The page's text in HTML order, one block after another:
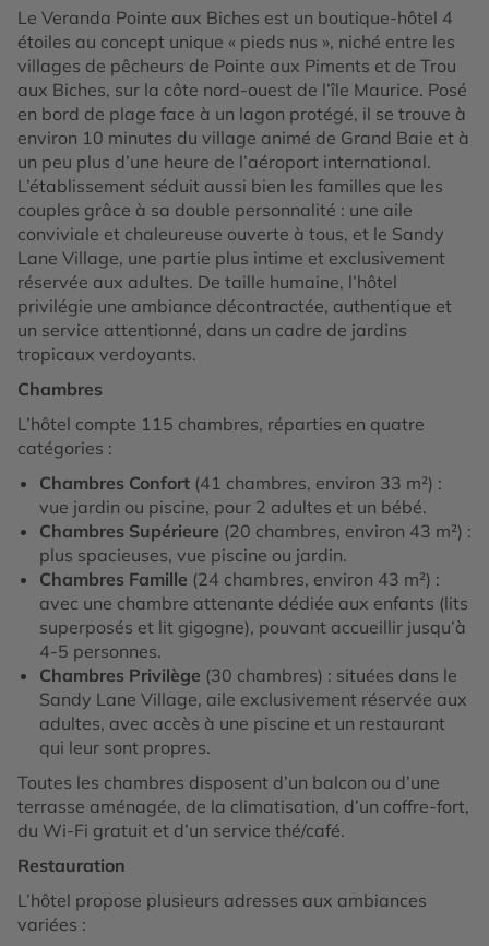
Le Veranda Pointe aux Biches est un boutique-hôtel 4
étoiles au concept unique « pieds nus », niché entre les
villages de pêcheurs de Pointe aux Piments et de Trou
aux Biches, sur la côte nord-ouest de l’île Maurice. Posé
en bord de plage face à un lagon protégé, il se trouve à
environ 10 minutes du village animé de Grand Baie et à
un peu plus d’une heure de l’aéroport international.
L’établissement séduit aussi bien les familles que les
couples grâce à sa double personnalité : une aile
conviviale et chaleureuse ouverte à tous, et le Sandy
Lane Village, une partie plus intime et exclusivement
réservée aux adultes. De taille humaine, l’hôtel
privilégie une ambiance décontractée, authentique et
un service attentionné, dans un cadre de jardins
tropicaux verdoyants.
Chambres
L’hôtel compte 115 chambres, réparties en quatre
catégories :
Chambres Confort (41 chambres, environ 33 m²) :
vue jardin ou piscine, pour 2 adultes et un bébé.
Chambres Supérieure (20 chambres, environ 43 m²) :
plus spacieuses, vue piscine ou jardin.
Chambres Famille (24 chambres, environ 43 m²) :
avec une chambre attenante dédiée aux enfants (lits
superposés et lit gigogne), pouvant accueillir jusqu’à
4-5 personnes.
Chambres Privilège (30 chambres) : situées dans le
Sandy Lane Village, aile exclusivement réservée aux
adultes, avec accès à une piscine et un restaurant
qui leur sont propres.
Toutes les chambres disposent d’un balcon ou d’une
terrasse aménagée, de la climatisation, d’un coffre-fort,
du Wi-Fi gratuit et d’un service thé/café.
Restauration
L’hôtel propose plusieurs adresses aux ambiances
variées :